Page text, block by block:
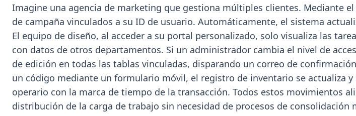
Imagine una agencia de marketing que gestiona múltiples clientes. Mediante
de campaña vinculados a su ID de usuario. Automáticamente, el sistema
El equipo de diseño, al acceder a su portal personalizado, solo visualiza las
con datos de otros departamentos. Si un administrador cambia el nivel de
de edición en todas las tablas vinculadas, disparando un correo de
un código mediante un formulario móvil, el registro de inventario se actualiza
operario con la marca de tiempo de la transacción. Todos estos movimientos
distribución de la carga de trabajo sin necesidad de procesos de consolidación